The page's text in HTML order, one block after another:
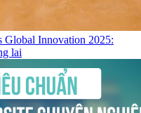
Global Innovation 2025:
lai